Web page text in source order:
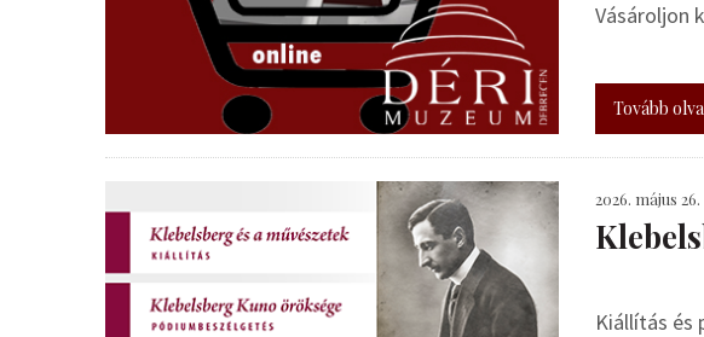
Vásároljon
Tovább
2026. május 26.
Kiállítás és